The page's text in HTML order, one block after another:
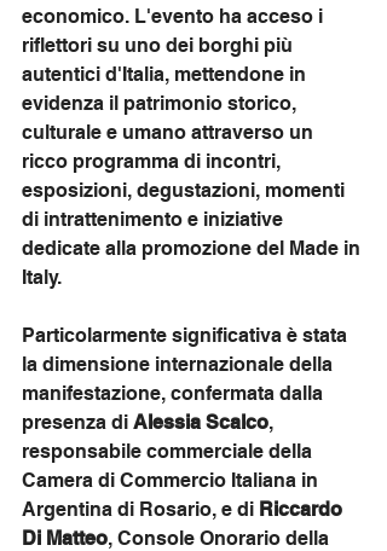
economico. L'evento ha acceso i
riflettori su uno dei borghi più
autentici d'Italia, mettendone in
evidenza il patrimonio storico,
culturale e umano attraverso un
ricco programma di incontri,
esposizioni, degustazioni, momenti
di intrattenimento e iniziative
dedicate alla promozione del Made in
Italy.
Particolarmente significativa è stata
la dimensione internazionale della
manifestazione, confermata dalla
presenza di Alessia Scalco,
responsabile commerciale della
Camera di Commercio Italiana in
Argentina di Rosario, e di Riccardo
Di Matteo, Console Onorario della